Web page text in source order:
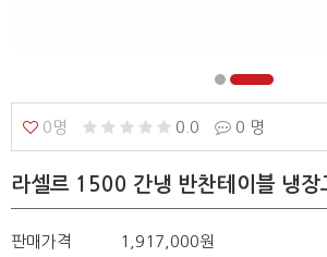
0명 0.0 0 명
라셀르 1500 간냉 반찬테이블 냉
판매가격 1,917,000원